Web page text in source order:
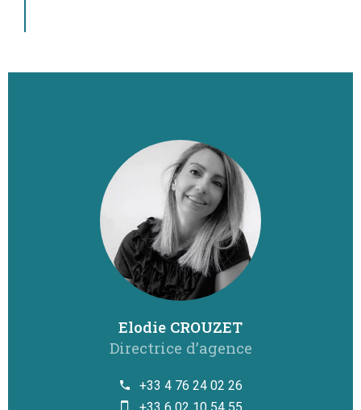
Elodie CROUZET
Directrice d’agence
+33 4 76 24 02 26